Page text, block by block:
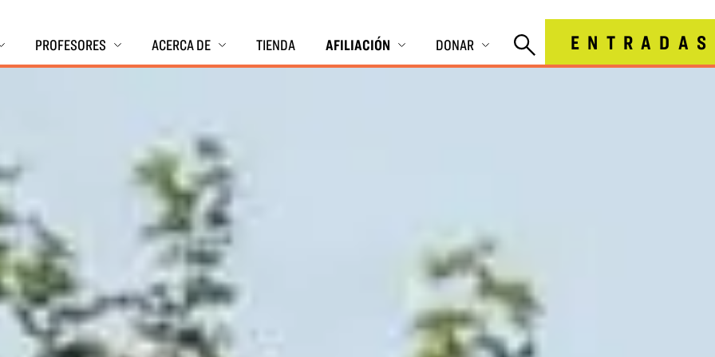
PROFESORES ACERCA DE TIENDA AFILIACIÓN DONAR ENTRADAS